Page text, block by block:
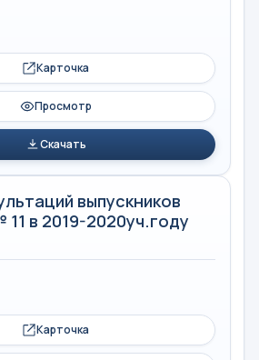
Карточка
Просмотр
Скачать
выпускников
в 2019-2020уч.году
Карточка